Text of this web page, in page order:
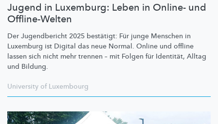
Jugend in Luxemburg: Leben in Online- und
Offline-Welten
Der Jugendbericht 2025 bestätigt: Für junge Menschen in
Luxemburg ist Digital das neue Normal. Online und offline
lassen sich nicht mehr trennen – mit Folgen für Identität, Alltag
und Bildung.
University of Luxembourg